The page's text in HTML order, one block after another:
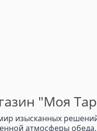
"Моя
изысканных
атмосферы